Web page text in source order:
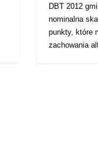
DBT 2012
nominalna
punkty, które
zachowania